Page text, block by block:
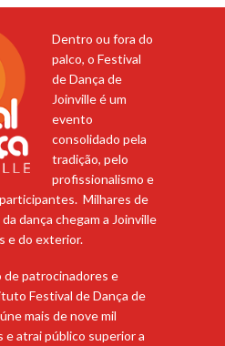
Dentro ou fora do
palco, o Festival
de Dança de
Joinville é um
evento
consolidado pela
tradição, pelo
profissionalismo e
Milhares de
dança chegam a Joinville
e do exterior.
de patrocinadores e
Festival de Dança de
mais de nove mil
atrai público superior a